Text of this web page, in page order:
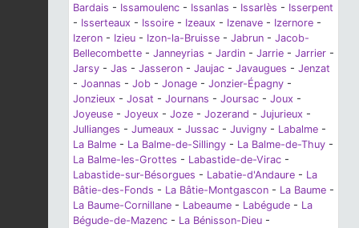
Bardais - Issamoulenc - Issanlas - Issarlès - Isserpent
- Isserteaux - Issoire - Izeaux - Izenave - Izernore -
Izeron - Izieu - Izon-la-Bruisse - Jabrun - Jacob-
Bellecombette - Janneyrias - Jardin - Jarrie - Jarrier -
Jarsy - Jas - Jasseron - Jaujac - Javaugues - Jenzat
- Joannas - Job - Jonage - Jonzier-Épagny -
Jonzieux - Josat - Journans - Joursac - Joux -
Joyeuse - Joyeux - Joze - Jozerand - Jujurieux -
Jullianges - Jumeaux - Jussac - Juvigny - Labalme -
La Balme - La Balme-de-Sillingy - La Balme-de-Thuy -
La Balme-les-Grottes - Labastide-de-Virac -
Labastide-sur-Bésorgues - Labatie-d'Andaure - La
Bâtie-des-Fonds - La Bâtie-Montgascon - La Baume -
La Baume-Cornillane - Labeaume - Labégude - La
Bégude-de-Mazenc - La Bénisson-Dieu -